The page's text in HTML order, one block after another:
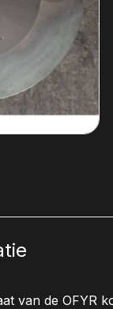
van de OFYR